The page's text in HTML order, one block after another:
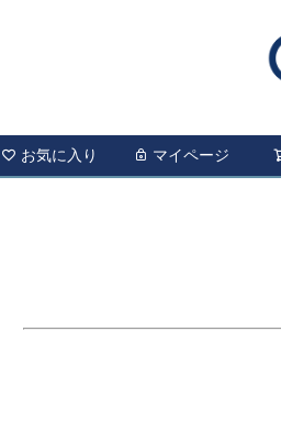
お気に入り マイページ